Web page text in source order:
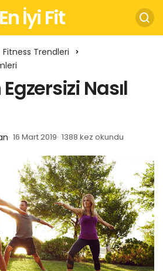
En İyi Fit
Fitness Trendleri
Nasıl
16 Mart 2019 1388 kez okundu